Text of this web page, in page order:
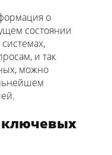
о
состоянии
и так
можно
ключевых